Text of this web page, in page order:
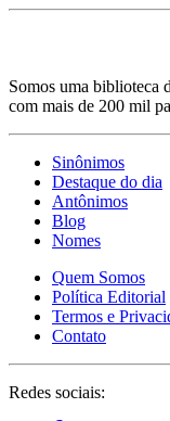
Somos uma biblioteca
com mais de 200 mil
Sinônimos
Destaque do dia
Antônimos
Blog
Nomes
Quem Somos
Política Editorial
Termos e
Contato
Redes sociais: